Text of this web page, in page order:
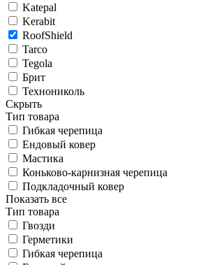
Katepal
Kerabit
RoofShield
Tarco
Tegola
Брит
Технониколь
Скрыть
Тип товара
Гибкая черепица
Ендовый ковер
Мастика
Коньково-карнизная черепица
Подкладочный ковер
Показать все
Тип товара
Гвозди
Герметики
Гибкая черепица